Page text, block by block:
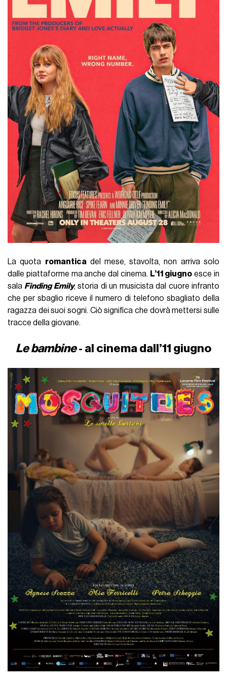
La quota romantica del mese, stavolta, non arriva solo
dalle piattaforme ma anche dal cinema. L’11 giugno esce in
sala Finding Emily, storia di un musicista dal cuore infranto
che per sbaglio riceve il numero di telefono sbagliato della
ragazza dei suoi sogni. Ciò significa che dovrà mettersi sulle
tracce della giovane.
Le bambine- al cinema dall’11 giugno